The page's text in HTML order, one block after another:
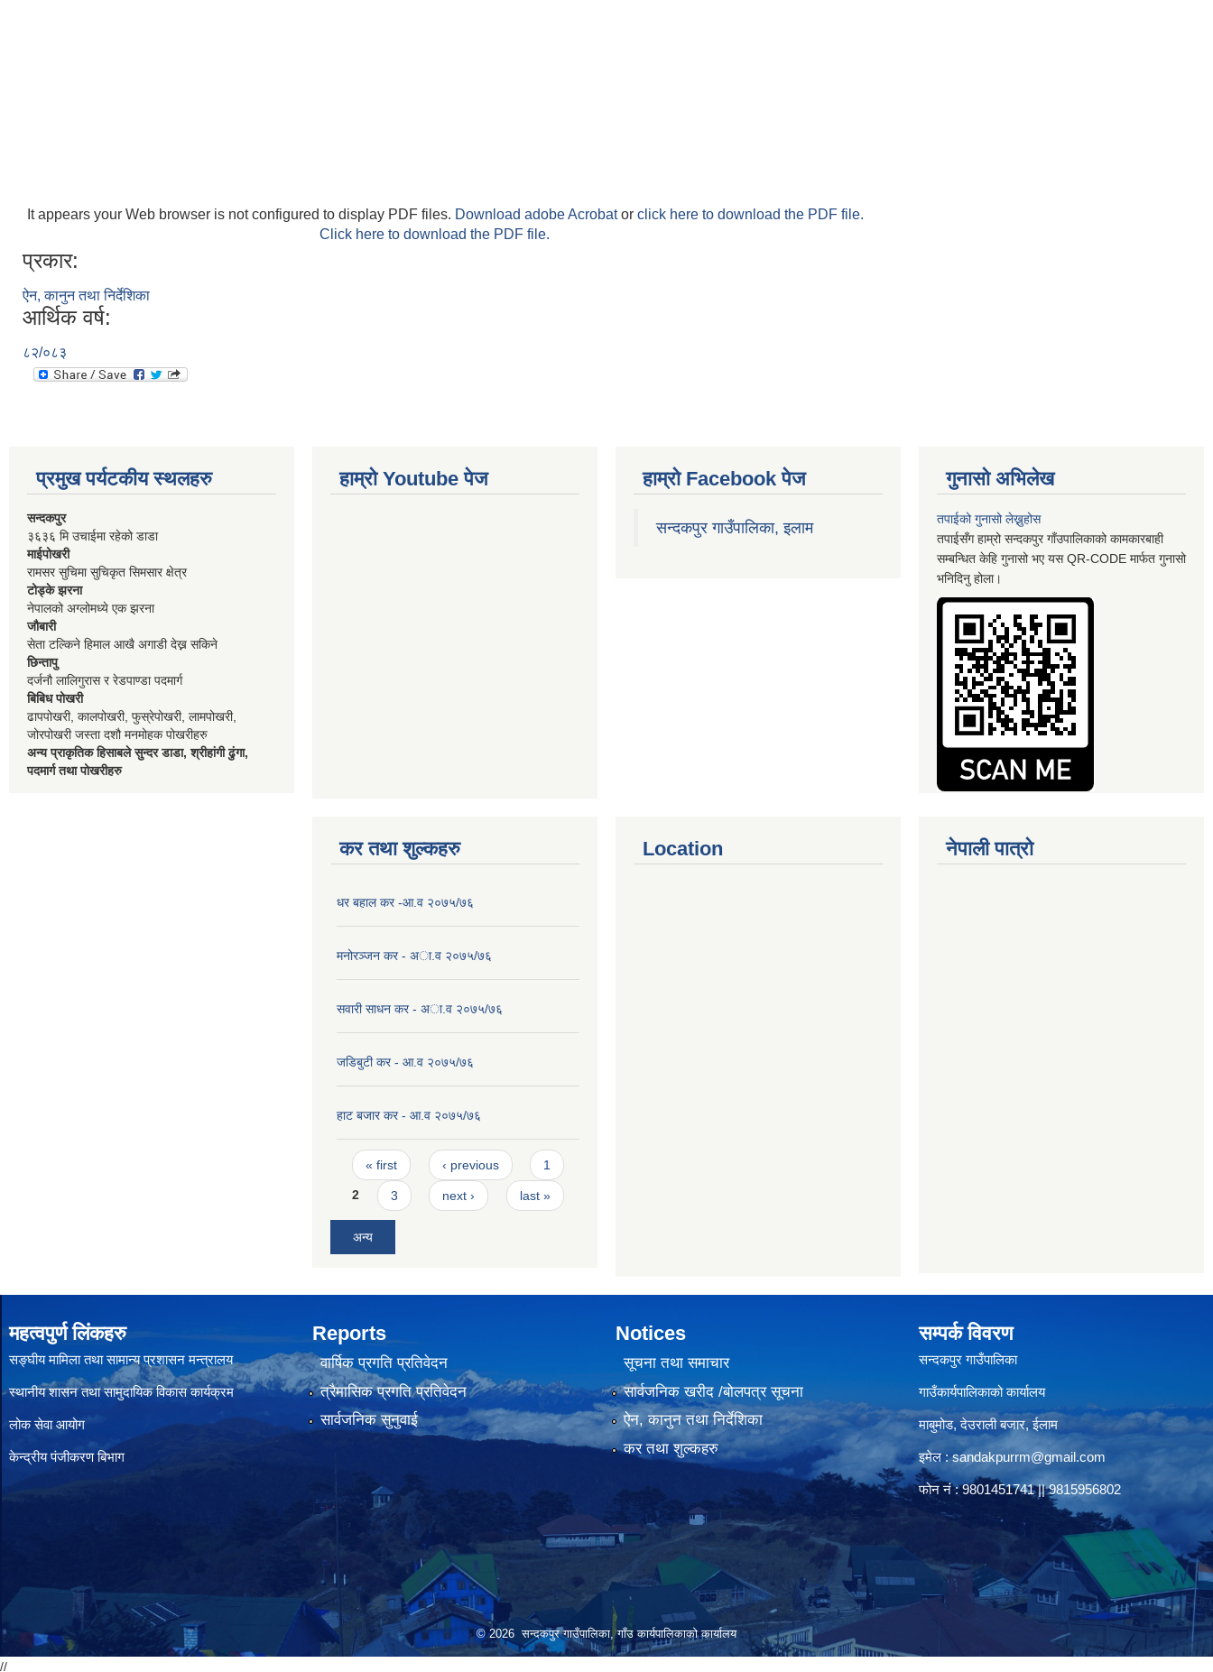
It appears your Web browser is not configured to display PDF files. Download adobe Acrobator click here to download the PDF file.
Click here to download the PDF file.
प्रकार:
ऐन, कानुन तथा निर्देशिका
आर्थिक वर्ष:
८२/०८३
प्रमुख पर्यटकीय स्थलहरु
सन्दकपुर
३६३६ मि उचाईमा रहेको डाडा
माईपोखरी
रामसर सुचिमा सुचिकृत सिमसार क्षेत्र
टोड्के झरना
नेपालको अग्लोमध्ये एक झरना
जौबारी
सेता टल्किने हिमाल आखै अगाडी देख्न सकिने
छिन्तापु
दर्जनौ लालिगुरास र रेडपाण्डा पदमार्ग
बिबिध पोखरी
ढापपोखरी, कालपोखरी, फुस्रेपोखरी, लामपोखरी,
जोरपोखरी जस्ता दशौ मनमोहक पोखरीहरु
अन्य प्राकृतिक हिसाबले सुन्दर डाडा, श्रीहांगी ढुंगा,
पदमार्ग तथा पोखरीहरु
हाम्रो Youtube पेज हाम्रो Facebook पेज
सन्दकपुर गाउँपालिका, इलाम
गुनासो अभिलेख
तपाईको गुनासो लेख्नुहोस
तपाईसँग हाम्रो सन्दकपुर गाँउपालिकाको कामकारबाही
सम्बन्धित केहि गुनासो भए यस QR-CODE मार्फत गुनासो
भनिदिनु होला।
कर तथा शुल्कहरु
धर बहाल कर -आ.व २०७५/७६
मनोरञ्जन कर - अा.व २०७५/७६
सवारी साधन कर - अा.व २०७५/७६
जडिबुटी कर - आ.व २०७५/७६
हाट बजार कर - आ.व २०७५/७६
Pages
« first ‹ previous 1
2 3 next › last »
अन्य
Location नेपाली पात्रो
महत्वपुर्ण लिंकहरु
सङ्घीय मामिला तथा सामान्य प्रशासन मन्त्रालय
स्थानीय शासन तथा सामुदायिक विकास कार्यक्रम
लोक सेवा आयोग
केन्द्रीय पंजीकरण बिभाग
Reports
वार्षिक प्रगति प्रतिवेदन
त्रैमासिक प्रगति प्रतिवेदन
सार्वजनिक सुनुवाई
Notices
सूचना तथा समाचार
सार्वजनिक खरीद /बोलपत्र सूचना
ऐन, कानुन तथा निर्देशिका
कर तथा शुल्कहरु
सम्पर्क विवरण
सन्दकपुर गाउँपालिका
गाउँकार्यपालिकाको कार्यालय
माबुमोड, देउराली बजार, ईलाम
इमेल :sandakpurrm@gmail.com
फोन नं : 9801451741 || 9815956802
© 2026 सन्दकपुर गाउँपालिका, गाँउ कार्यपालिकाको कार्यालय
//